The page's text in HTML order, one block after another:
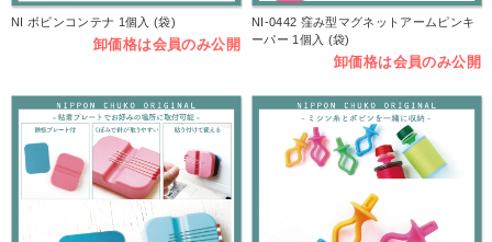
NI ボビンコンテナ 1個入 (袋)
卸価格は会員のみ公開
NI-0442 窪み型マグネットアームピンキ
ーパー 1個入 (袋)
卸価格は会員のみ公開